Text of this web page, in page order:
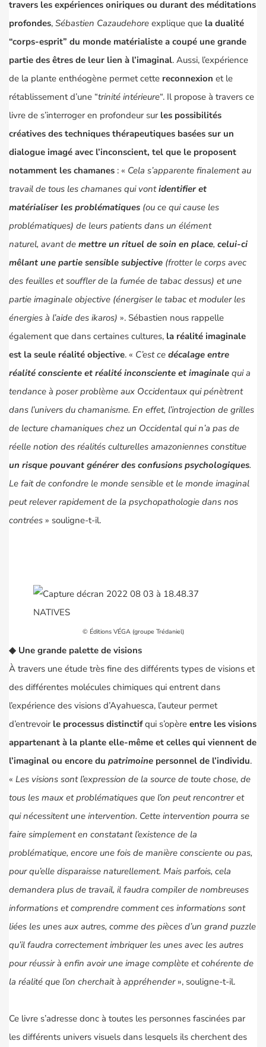
travers les expériences oniriques ou durant des méditations
profondes, Sébastien Cazaudehore explique que la dualité
“corps-esprit” du monde matérialiste a coupé une grande
partie des êtres de leur lien à l’imaginal. Aussi, l’expérience
de la plante enthéogène permet cette reconnexion et le
rétablissement d’une “trinité intérieure“. Il propose à travers ce
livre de s’interroger en profondeur sur les possibilités
créatives des techniques thérapeutiques basées sur un
dialogue imagé avec l’inconscient, tel que le proposent
notamment les chamanes : « Cela s’apparente finalement au
travail de tous les chamanes qui vontidentifier et
matérialiser les problématiques (ou ce qui cause les
problématiques) de leurs patients dans un élément
naturel, avant de mettre un rituel de soin en place, celui-ci
mêlant une partie sensible subjective (frotter le corps avec
des feuilles et souffler de la fumée de tabac dessus) et une
partie imaginale objective (énergiser le tabac et moduler les
énergies à l’aide des ikaros) ». Sébastien nous rappelle
également que dans certaines cultures, la réalité imaginale
est la seule réalité objective. « C’est ce décalage entre
réalité consciente et réalité inconsciente et imaginale qui a
tendance à poser problème aux Occidentaux qui pénètrent
dans l’univers du chamanisme. En effet, l’introjection de grilles
de lecture chamaniques chez un Occidental qui n’a pas de
réelle notion des réalités culturelles amazoniennes constitue
un risque pouvant générer des confusions psychologiques.
Le fait de confondre le monde sensible et le monde imaginal
peut relever rapidement de la psychopathologie dans nos
contrées » souligne-t-il.
© Éditions VÉGA (groupe Trédaniel)
◆ Une grande palette de visions
À travers une étude très fine des différents types de visions et
des différentes molécules chimiques qui entrent dans
l’expérience des visions d’Ayahuesca, l’auteur permet
d’entrevoir le processus distinctifqui s’opère entre les visions
appartenant à la plante elle-même et celles qui viennent de
l’imaginal ou encore du patrimoine personnel de l’individu.
« Les visions sont l’expression de la source de toute chose, de
tous les maux et problématiques que l’on peut rencontrer et
qui nécessitent une intervention. Cette intervention pourra se
faire simplement en constatant l’existence de la
problématique, encore une fois de manière consciente ou pas,
pour qu’elle disparaisse naturellement. Mais parfois, cela
demandera plus de travail, il faudra compiler de nombreuses
informations et comprendre comment ces informations sont
liées les unes aux autres, comme des pièces d’un grand puzzle
qu’il faudra correctement imbriquer les unes avec les autres
pour réussir à enfin avoir une image complète et cohérente de
la réalité que l’on cherchait à appréhender», souligne-t-il.
Ce livre s’adresse donc à toutes les personnes fascinées par
les différents univers visuels dans lesquels ils cherchent des